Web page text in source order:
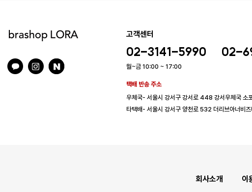
고객센터
02-3141-5990 02-
월~금 10:00 ~ 17:00
택배 반송 주소
우체국- 서울시 강서구 강서로 448 강서우체국 소
타택배- 서울시 강서구 양천로 532 더리브아너비
회사소개 이